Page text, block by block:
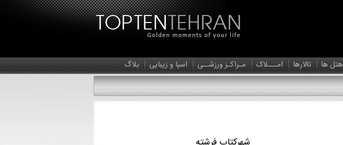
هتل ها تالارها امـــلاک مـراکـز ورزشــی اسپا و زیبایی بلاگ